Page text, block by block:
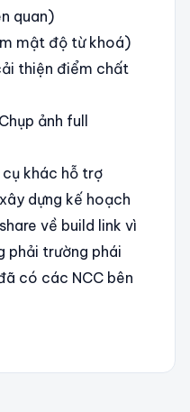
quan)
mật độ từ khoá)
thiện điểm chất
ảnh full
khác hỗ trợ
dựng kế hoạch
về build link vì
phải trường phái
có các NCC bên